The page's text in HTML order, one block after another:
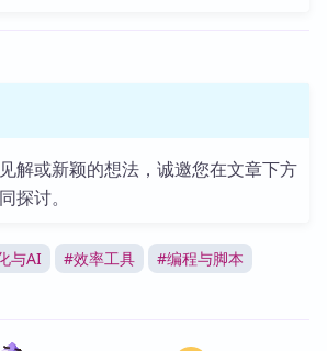
解或新颖的想法，诚邀您在文章下方
探讨。
与AI #效率工具 #编程与脚本